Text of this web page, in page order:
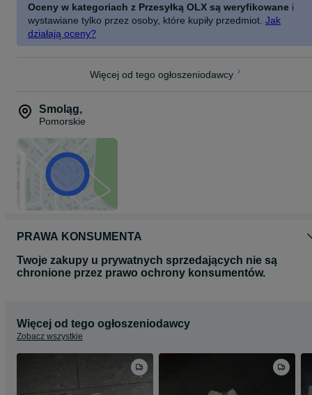
Oceny w kategoriach z Przesyłką OLX są weryfikowane i
wystawiane tylko przez osoby, które kupiły przedmiot. Jak
działają oceny?
Więcej od tego ogłoszeniodawcy
Smoląg,
Pomorskie
PRAWA KONSUMENTA
Twoje zakupy u prywatnych sprzedających nie są
chronione przez prawo ochrony konsumentów.
Więcej od tego ogłoszeniodawcy
Zobacz wszystkie